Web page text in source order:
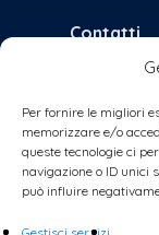
Per fornire le migliori
memorizzare e/o
queste tecnologie ci
navigazione o ID unici
può influire
Contatti
per
se volete
coalizione
foto,